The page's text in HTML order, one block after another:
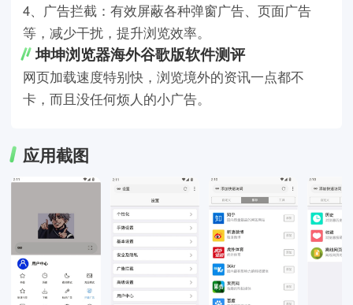
4、广告拦截：有效屏蔽各种弹窗广告、页面广告
等，减少干扰，提升浏览效率。
坤坤浏览器海外谷歌版软件测评
网页加载速度特别快，浏览境外的资讯一点都不
卡，而且没任何烦人的小广告。
应用截图